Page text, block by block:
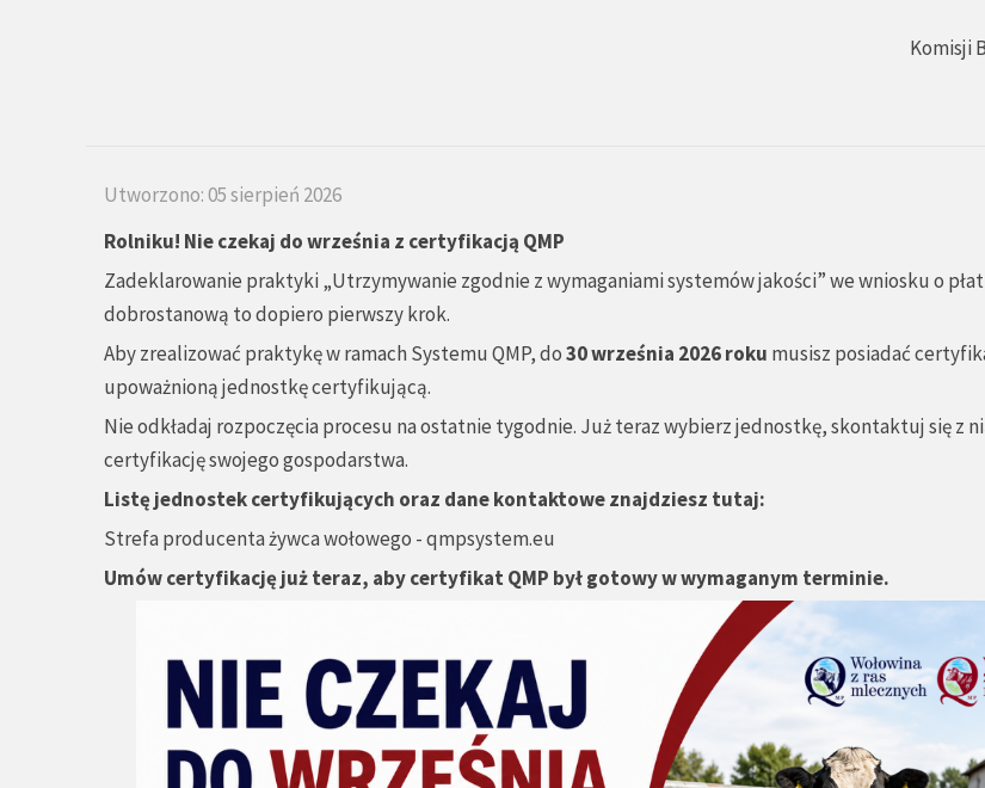
Komisji
Utworzono: 05 sierpień 2026
Rolniku! Nie czekaj do września z certyfikacją QMP
Zadeklarowanie praktyki „Utrzymywanie zgodnie z wymaganiami systemów jakości” we wniosku o
dobrostanową to dopiero pierwszy krok.
Aby zrealizować praktykę w ramach Systemu QMP, do30 września 2026 roku musisz posiadać
upoważnioną jednostkę certyfikującą.
Nie odkładaj rozpoczęcia procesu na ostatnie tygodnie. Już teraz wybierz jednostkę, skontaktuj się z
certyfikację swojego gospodarstwa.
Listę jednostek certyfikujących oraz dane kontaktowe znajdziesz tutaj:
Strefa producenta żywca wołowego - qmpsystem.eu
Umów certyfikację już teraz, aby certyfikat QMP był gotowy w wymaganym terminie.